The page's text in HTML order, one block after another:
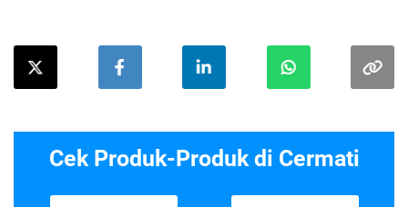
Cek Produk-Produk di Cermati